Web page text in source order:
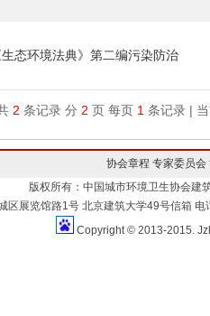
态环境法典》第二编污染防治
2 条记录 分 2 页 每页 1 条记录 |
协会章程 专家委员会
版权所有：中国城市环境卫生协会建
区展览馆路1号 北京建筑大学49号信箱
Copyright © 2013-2015.